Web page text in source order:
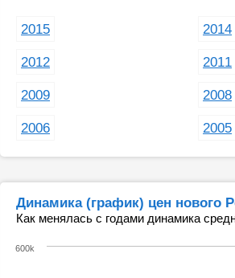
2015 2014
2012 2011
2009 2008
2006 2005
Динамика (график) цен нового
Как менялась с годами динамика
600k